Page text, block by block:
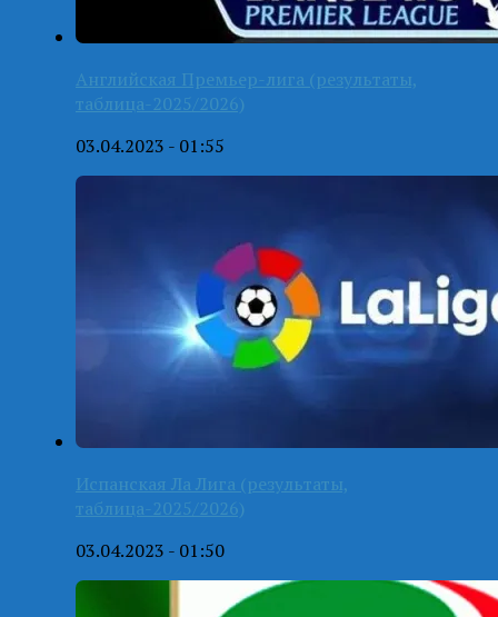
Английская Премьер-лига (результаты,
таблица-2025/2026)
03.04.2023 - 01:55
Испанская Ла Лига (результаты,
таблица-2025/2026)
03.04.2023 - 01:50